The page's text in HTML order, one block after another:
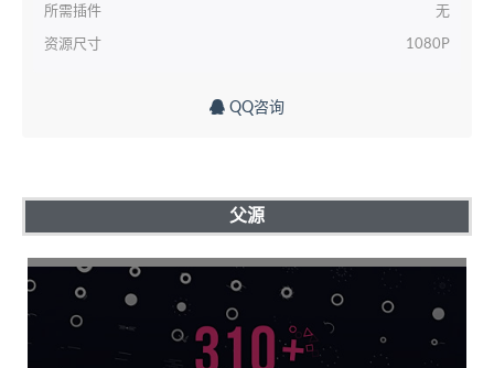
所需插件 无
资源尺寸 1080P
QQ咨询
父源